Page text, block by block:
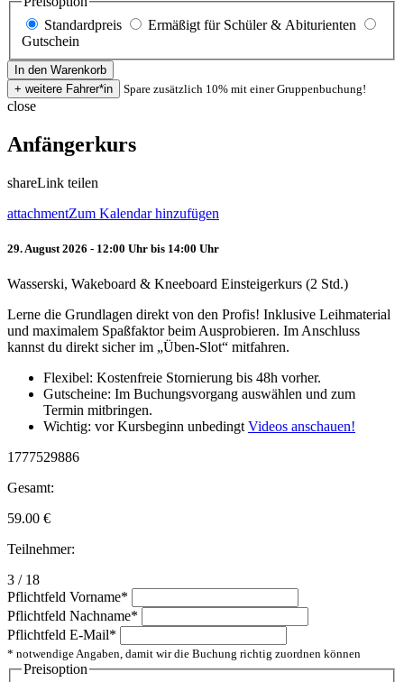
Standardpreis
Ermäßigt für Schüler & Abiturienten
Gutschein
Spare zusätzlich 10% mit einer Gruppenbuchung!
close
Anfängerkurs
shareLink teilen
attachmentZum Kalendar hinzufügen
29. August 2026 - 12:00 Uhr bis 14:00 Uhr
Wasserski, Wakeboard & Kneeboard Einsteigerkurs (2 Std.)
Lerne die Grundlagen direkt von den Profis! Inklusive Leihmaterial
und maximalem Spaßfaktor beim Ausprobieren. Im Anschluss
kannst du direkt sicher im „Üben-Slot“ mitfahren.
Flexibel: Kostenfreie Stornierung bis 48h vorher.
Gutscheine: Im Buchungsvorgang auswählen und zum
Termin mitbringen.
Wichtig: vor Kursbeginn unbedingt Videos anschauen!
1777529886
Gesamt:
59.00 €
Teilnehmer:
3 / 18
Pflichtfeld Vorname*
Pflichtfeld Nachname*
Pflichtfeld E-Mail*
* notwendige Angaben, damit wir die Buchung richtig zuordnen können
Preisoption